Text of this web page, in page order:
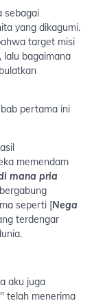
sebagai
yang dikagumi.
target misi
lalu bagaimana
pertama ini
memendam
mana pria
seperti [Nega
terdengar
aku juga
telah menerima